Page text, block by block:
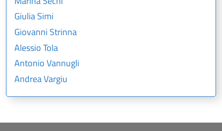
Giulia Simi
Giovanni Strinna
Alessio Tola
Antonio Vannugli
Andrea Vargiu